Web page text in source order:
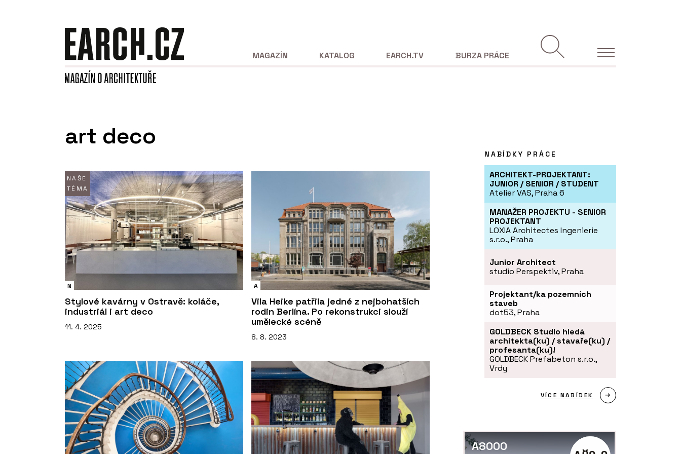
MAGAZÍN KATALOG EARCH.TV BURZA PRÁCE
art deco
NAŠE
TÉMA
N
Stylové kavárny v Ostravě: koláče,
industriál i art deco
11. 4. 2025
A
Vila Heike patřila jedné z nejbohatších
rodin Berlína. Po rekonstrukci slouží
umělecké scéně
8. 8. 2023
NABÍDKY PRÁCE
ARCHITEKT-PROJEKTANT:
JUNIOR / SENIOR / STUDENT
Atelier VAS, Praha 6
MANAŽER PROJEKTU - SENIOR
PROJEKTANT
LOXIA Architectes Ingenierie
s.r.o., Praha
Junior Architect
studio Perspektiv, Praha
Projektant/ka pozemních
staveb
dot53, Praha
GOLDBECK Studio hledá
architekta(ku) / stavaře(ku) /
profesanta(ku)!
GOLDBECK Prefabeton s.r.o.,
Vrdy
VÍCE NABÍDEK
A8000